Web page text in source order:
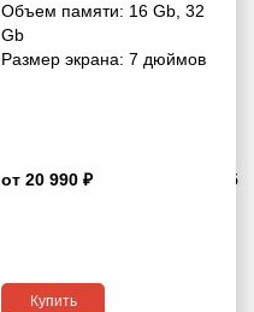
4.5
Объем памяти: 16 Gb ,32
Gb
Размер экрана: 7 дюймов
от 20 990 ₽
Купить